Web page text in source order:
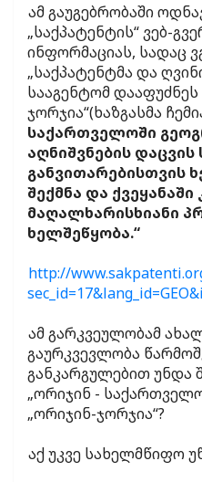
ამ გაუგებრობაში
„საქპატენტის“ ვებ-
ინფორმაციას, სადაც
„საქპატენტმა და
სააგენტომ დააფუძნეს
ჯორჯია“(ხაზგასმა
საქართველოში
აღნიშვნების დაცვის
განვითარებისთვის
შექმნა და
მაღალხარისხიანი
ხელშეწყობა.“
http://
ამ გარკვეულობამ
გაურკვევლობა
განკარგულებით უნდა
„ორიჯინ -
„ორიჯინ-ჯორჯია“?
აქ უკვე სახელმწიფო